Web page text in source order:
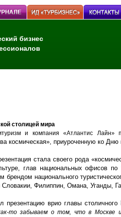
бизнес
столицей мира
и компания «Атлантис Лайн»
космическая», приуроченную ко Дню
стала своего рода
глав национальных офисов
брендом национального
Филиппин, Омана, Уганды,
презентацию врио главы
то забываем о том, что в Москве и